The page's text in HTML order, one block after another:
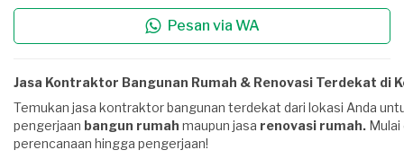
*Interior design/wallpaper rumah , ruko , apartemen , kantor dll
*Pengecatan [interior/eksterior] dinding , pllafon ,
kusen/pintu/jendela[melamic/duco] *Waterprofiing dak beton , dak
keramik lantai , keramik dinding/kamarmandi , gipsum/plaffon ,
kusen/pintu/jendela dll Untuk harga penawaran dr kami bervariasi ada
harga borong jasa/tenaga [m2/total] harga borong jasa+bahan/material
[m2/total] harga borong keteng/per item [m2/total] harian atau kami bs
Pesan via WA
Jasa Kontraktor Bangunan Rumah & Renovasi Terdekat di
Temukan jasa kontraktor bangunan terdekat dari lokasi Anda
pengerjaan bangun rumah maupun jasa renovasi rumah. Mulai
perencanaan hingga pengerjaan!